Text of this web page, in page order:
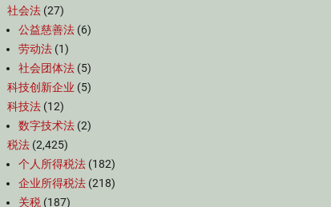
社会法 (27)
公益慈善法 (6)
劳动法 (1)
社会团体法 (5)
科技创新企业 (5)
科技法 (12)
数字技术法 (2)
税法 (2,425)
个人所得税法 (182)
企业所得税法 (218)
关税 (187)